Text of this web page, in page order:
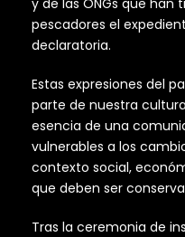
pescadores el
declaratoria.
Estas expresiones del
parte de nuestra
esencia de una
vulnerables a los
contexto social,
que deben ser
Tras la ceremonia de